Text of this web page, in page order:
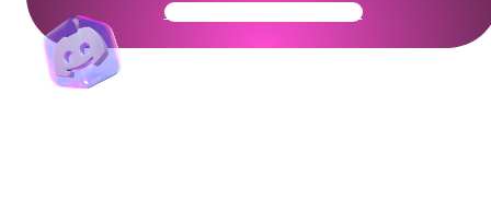
Get Your Community Ready